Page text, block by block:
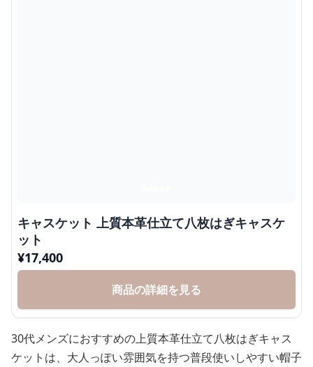
キャスケット 上質本革仕立て八枚はぎキャスケ
ット
¥17,400
商品の詳細を見る
30代メンズにおすすめの上質本革仕立て八枚はぎキャス
ケットは、大人っぽい雰囲気を持つ普段使いしやすい帽子